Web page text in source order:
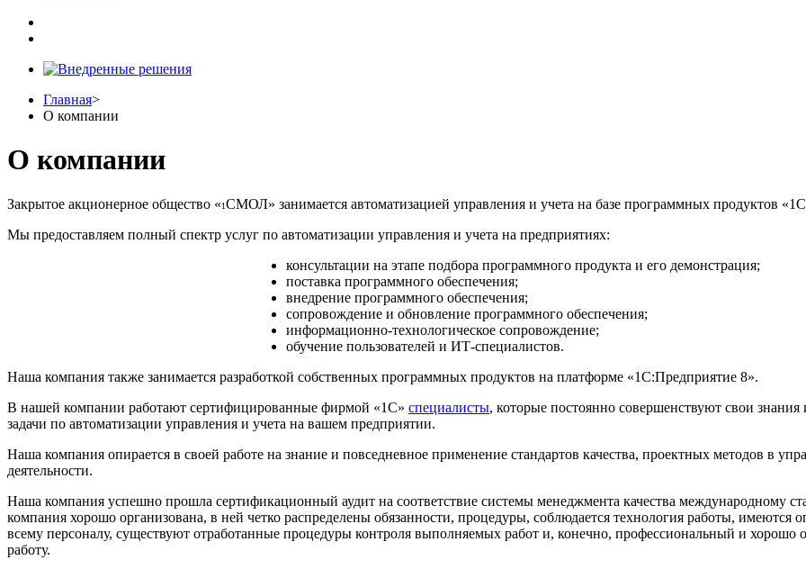
Главная>
О компании
О компании
Закрытое акционерное общество «1СМОЛ» занимается автоматизацией управления и учета на базе программных продуктов
Мы предоставляем полный спектр услуг по автоматизации управления и учета на предприятиях:
консультации на этапе подбора программного продукта и его демонстрация;
поставка программного обеспечения;
внедрение программного обеспечения;
сопровождение и обновление программного обеспечения;
информационно-технологическое сопровождение;
обучение пользователей и ИТ-специалистов.
Наша компания также занимается разработкой собственных программных продуктов на платформе «1С:Предприятие 8».
В нашей компании работают сертифицированные фирмой «1С» специалисты, которые постоянно совершенствуют свои
задачи по автоматизации управления и учета на вашем предприятии.
Наша компания опирается в своей работе на знание и повседневное применение стандартов качества, проектных методов в
деятельности.
Наша компания успешно прошла сертификационный аудит на соответствие системы менеджмента качества международному
компания хорошо организована, в ней четко распределены обязанности, процедуры, соблюдается технология работы,
всему персоналу, существуют отработанные процедуры контроля выполняемых работ и, конечно, профессиональный и
работу.